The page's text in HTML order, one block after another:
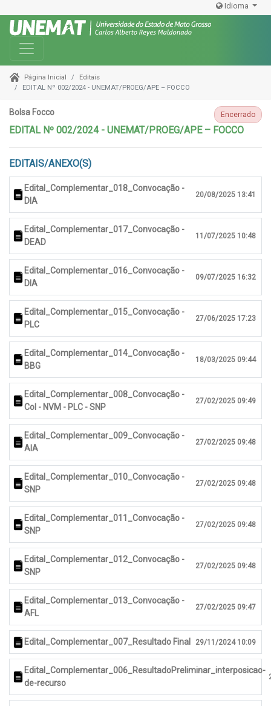
Idioma
Toggle navigation
Página Inicial
Editais
EDITAL Nº 002/2024 - UNEMAT/PROEG/APE – FOCCO
Bolsa Focco Encerrado
EDITAL Nº 002/2024 - UNEMAT/PROEG/APE – FOCCO
EDITAIS/ANEXO(S)
Edital_Complementar_018_Convocação -
DIA
20/08/2025 13:41
Edital_Complementar_017_Convocação -
DEAD
11/07/2025 10:48
Edital_Complementar_016_Convocação -
DIA
09/07/2025 16:32
Edital_Complementar_015_Convocação -
PLC
27/06/2025 17:23
Edital_Complementar_014_Convocação -
BBG
18/03/2025 09:44
Edital_Complementar_008_Convocação -
Col - NVM - PLC - SNP
27/02/2025 09:49
Edital_Complementar_009_Convocação -
AIA
27/02/2025 09:48
Edital_Complementar_010_Convocação -
SNP
27/02/2025 09:48
Edital_Complementar_011_Convocação -
SNP
27/02/2025 09:48
Edital_Complementar_012_Convocação -
SNP
27/02/2025 09:48
Edital_Complementar_013_Convocação -
AFL
27/02/2025 09:47
Edital_Complementar_007_Resultado Final 29/11/2024 10:09
Edital_Complementar_006_ResultadoPreliminar_interposicao-
de-recurso